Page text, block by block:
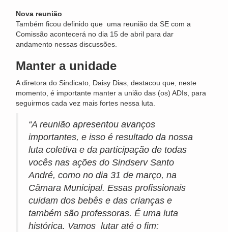
Nova reunião
Também ficou definido que uma reunião da SE com a
Comissão acontecerá no dia 15 de abril para dar
andamento nessas discussões.
Manter a unidade
A diretora do Sindicato, Daisy Dias, destacou que, neste
momento, é importante manter a união das (os) ADIs, para
seguirmos cada vez mais fortes nessa luta.
“A reunião apresentou avanços
importantes, e isso é resultado da nossa
luta coletiva e da participação de todas
vocês nas ações do Sindserv Santo
André, como no dia 31 de março, na
Câmara Municipal. Essas profissionais
cuidam dos bebês e das crianças e
também são professoras. É uma luta
histórica. Vamos lutar até o fim: